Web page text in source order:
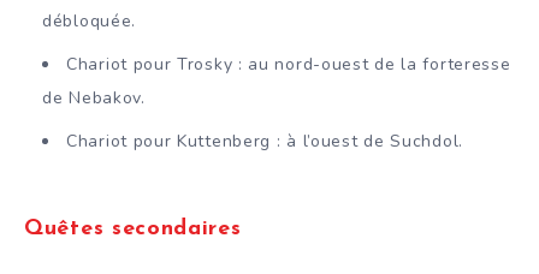
débloquée.
Chariot pour Trosky : au nord-ouest de la forteresse
de Nebakov.
Chariot pour Kuttenberg : à l’ouest de Suchdol.
Quêtes secondaires